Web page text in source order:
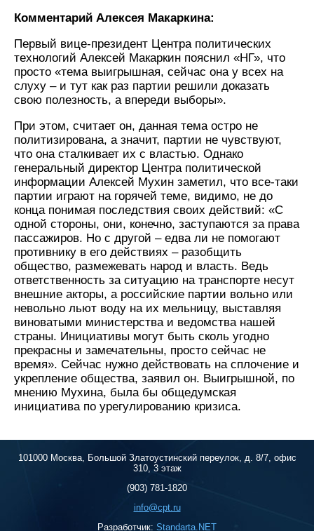
Комментарий Алексея Макаркина:
Первый вице-президент Центра политических
технологий Алексей Макаркин пояснил «НГ», что
просто «тема выигрышная, сейчас она у всех на
слуху – и тут как раз партии решили доказать
свою полезность, а впереди выборы».
При этом, считает он, данная тема остро не
политизирована, а значит, партии не чувствуют,
что она сталкивает их с властью. Однако
генеральный директор Центра политической
информации Алексей Мухин заметил, что все-таки
партии играют на горячей теме, видимо, не до
конца понимая последствия своих действий: «С
одной стороны, они, конечно, заступаются за права
пассажиров. Но с другой – едва ли не помогают
противнику в его действиях – разобщить
общество, размежевать народ и власть. Ведь
ответственность за ситуацию на транспорте несут
внешние акторы, а российские партии вольно или
невольно льют воду на их мельницу, выставляя
виноватыми министерства и ведомства нашей
страны. Инициативы могут быть сколь угодно
прекрасны и замечательны, просто сейчас не
время». Сейчас нужно действовать на сплочение и
укрепление общества, заявил он. Выигрышной, по
мнению Мухина, была бы общедумская
инициатива по урегулированию кризиса.
101000 Москва, Большой Златоустинский переулок, д. 8/7, офис
310, 3 этаж
(903) 781-1820
info@cpt.ru
Разработчик: Standarta.NET